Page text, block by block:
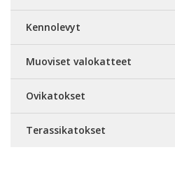
Kennolevyt
Muoviset valokatteet
Ovikatokset
Terassikatokset